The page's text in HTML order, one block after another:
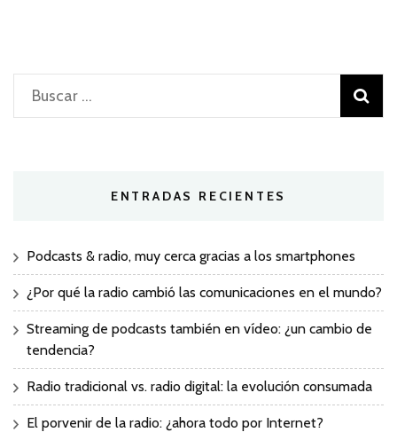
Buscar:
ENTRADAS RECIENTES
Podcasts & radio, muy cerca gracias a los smartphones
¿Por qué la radio cambió las comunicaciones en el mundo?
Streaming de podcasts también en vídeo: ¿un cambio de
tendencia?
Radio tradicional vs. radio digital: la evolución consumada
El porvenir de la radio: ¿ahora todo por Internet?